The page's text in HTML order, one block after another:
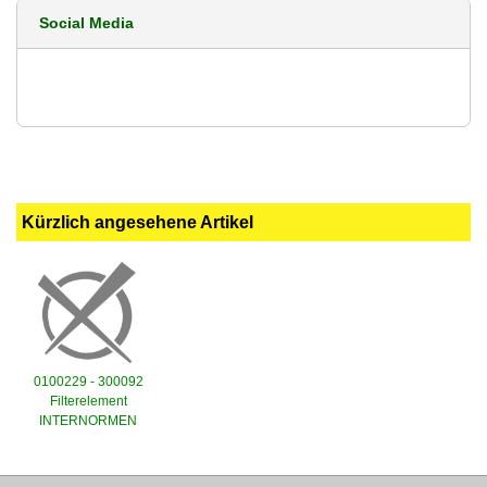
Social Media
Kürzlich angesehene Artikel
0100229 - 300092
Filterelement
INTERNORMEN